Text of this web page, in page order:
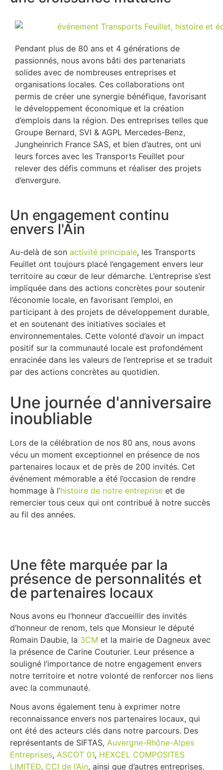
Pendant plus de 80 ans et 4 générations de
passionnés, nous avons bâti des partenariats
solides avec de nombreuses entreprises et
organisations locales. Ces collaborations ont
permis de créer une synergie bénéfique, favorisant
le développement économique et la création
d’emplois dans la région. Des entreprises telles que
Groupe Bernard, SVI & AGPL Mercedes-Benz,
Jungheinrich France SAS, et bien d’autres, ont uni
leurs forces avec les Transports Feuillet pour
relever des défis communs et réaliser des projets
d’envergure.
Un engagement continu
envers l'Ain
Au-delà de son activité principale, les Transports
Feuillet ont toujours placé l’engagement envers leur
territoire au cœur de leur démarche. L’entreprise s’est
impliquée dans des actions concrètes pour soutenir
l’économie locale, en favorisant l’emploi, en
participant à des projets de développement durable,
et en soutenant des initiatives sociales et
environnementales. Cette volonté d’avoir un impact
positif sur la communauté locale est profondément
enracinée dans les valeurs de l’entreprise et se traduit
par des actions concrètes au quotidien.
Une journée d'anniversaire
inoubliable
Lors de la célébration de nos 80 ans, nous avons
vécu un moment exceptionnel en présence de nos
partenaires locaux et de près de 200 invités. Cet
événement mémorable a été l’occasion de rendre
hommage à l’histoire de notre entreprise et de
remercier tous ceux qui ont contribué à notre succès
au fil des années.
Une fête marquée par la
présence de personnalités et
de partenaires locaux
Nous avons eu l’honneur d’accueillir des invités
d’honneur de renom, tels que Monsieur le député
Romain Daubie, la 3CM et la mairie de Dagneux avec
la présence de Carine Couturier. Leur présence a
souligné l’importance de notre engagement envers
notre territoire et notre volonté de renforcer nos liens
avec la communauté.
Nous avons également tenu à exprimer notre
reconnaissance envers nos partenaires locaux, qui
ont été des acteurs clés dans notre parcours. Des
représentants de SIFTAS, Auvergne-Rhône-Alpes
Entreprises, ASCOT 01, HEXCEL COMPOSITES
LIMITED, CCI de l’Ain, ainsi que d’autres entreprises,